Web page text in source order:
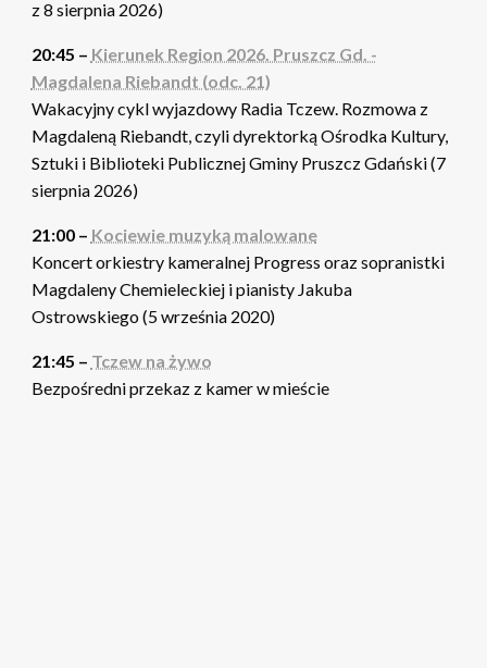
z 8 sierpnia 2026)
20:45 – Kierunek Region 2026. Pruszcz Gd. -
Magdalena Riebandt (odc. 21)
Wakacyjny cykl wyjazdowy Radia Tczew. Rozmowa z
Magdaleną Riebandt, czyli dyrektorką Ośrodka Kultury,
Sztuki i Biblioteki Publicznej Gminy Pruszcz Gdański (7
sierpnia 2026)
21:00 – Kociewie muzyką malowane
Koncert orkiestry kameralnej Progress oraz sopranistki
Magdaleny Chemieleckiej i pianisty Jakuba
Ostrowskiego (5 września 2020)
21:45 – Tczew na żywo
Bezpośredni przekaz z kamer w mieście